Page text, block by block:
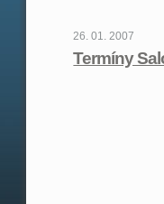
26. 01. 2007
Termíny